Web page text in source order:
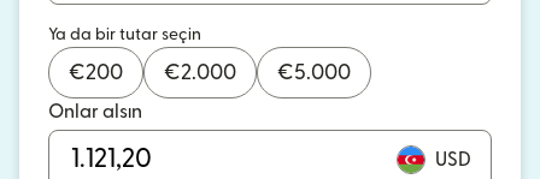
Ya da bir tutar seçin
€200 €2.000 €5.000
Onlar alsın
USD